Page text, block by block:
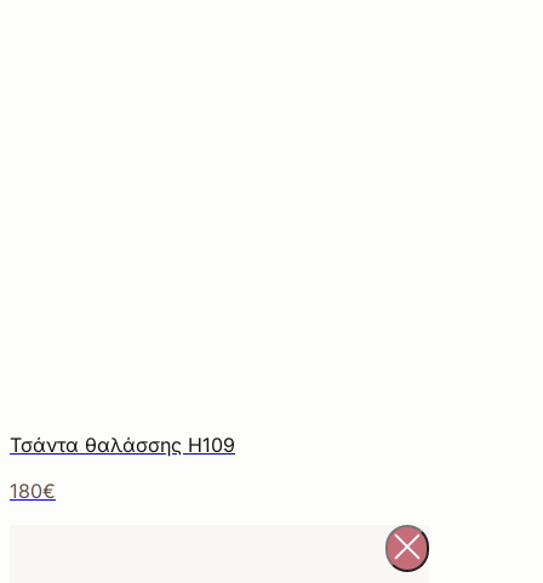
Τσάντα θαλάσσης Η109
180€